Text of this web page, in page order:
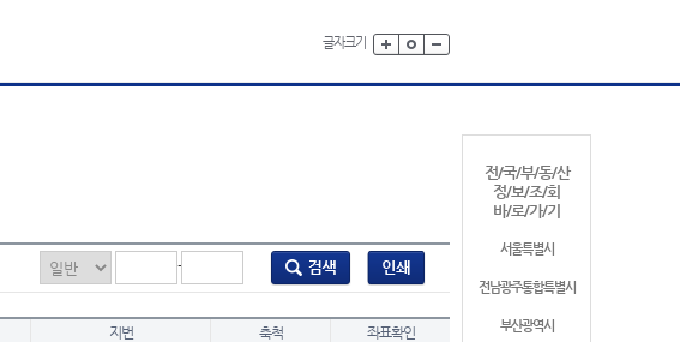
글자크기
전/국/부/동/산
정/보/조/회
바/로/가/기
서울특별시
전남광주통합특별시
부산광역시
-
지번 축척 좌표확인